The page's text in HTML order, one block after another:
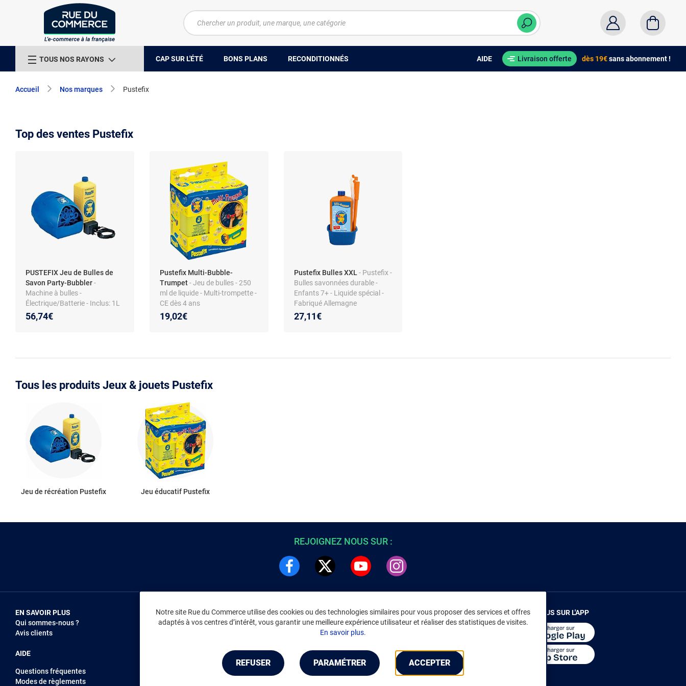
TOUS NOS RAYONS CAP SUR L'ÉTÉ BONS PLANS RECONDITIONNÉS AIDE Livraison offerte dès 19€sans abonnement !
Accueil Nos marques Pustefix
Top des ventes Pustefix
PUSTEFIX Jeu de Bulles de
Savon Party-Bubbler-
Machine à bulles -
Électrique/Batterie - Inclus: 1L
savon - 10 ans +
56,74€
Pustefix Multi-Bubble-
Trumpet- Jeu de bulles - 250
ml de liquide - Multi-trompette -
CE dès 4 ans
19,02€
Pustefix Bulles XXL - Pustefix -
Bulles savonnées durable -
Enfants 7+ - Liquide spécial -
Fabriqué Allemagne
27,11€
Tous les produits Jeux & jouets Pustefix
Jeu de récréation Pustefix Jeu éducatif Pustefix
REJOIGNEZ NOUS SUR :
EN SAVOIR PLUS
Qui sommes-nous ?
Avis clients
AIDE
Questions fréquentes
Modes de règlements
NOUS REJOINDRE
Vendez sur RDC
INFORMATIONS LÉGALES
Environnement
CGV/CGU Marketplace
Gérer mes cookies
Mentions légales
Accessibilité : non conforme
RENDEZ-VOUS SUR L'APP
Notre site Rue du Commerce utilise des cookies ou des technologies similaires pour vous proposer des services et offres
adaptés à vos centres d’intérêt, vous garantir une meilleure expérience utilisateur et réaliser des statistiques de visites.
En savoir plus.
REFUSER PARAMÉTRER ACCEPTER